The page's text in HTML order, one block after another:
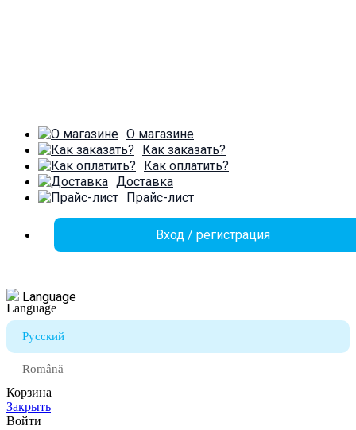
О магазине
Как заказать?
Как оплатить?
Доставка
Прайс-лист
Вход / регистрация
Language
Русский
Română
Корзина
Закрыть
Войти